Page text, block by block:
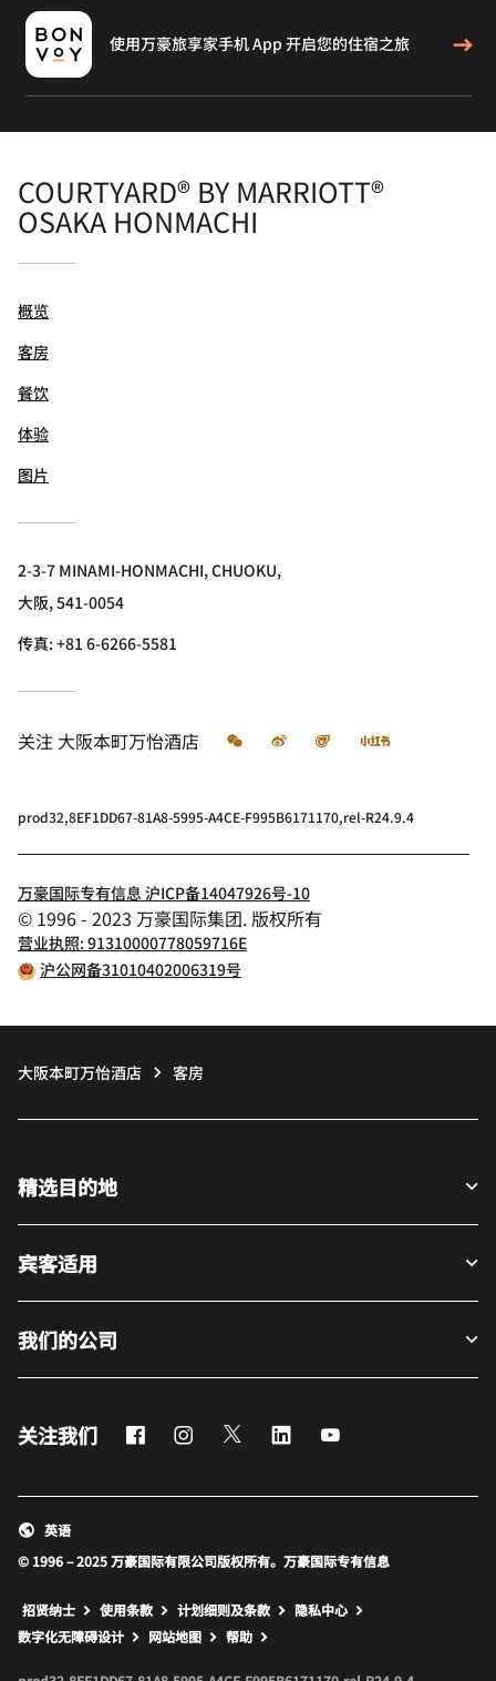
使用万豪旅享家手机 App 开启您的住宿之旅
COURTYARD® BY MARRIOTT®
OSAKA HONMACHI
概览
客房
餐饮
体验
图片
2-3-7 MINAMI-HONMACHI, CHUOKU,
大阪, 541-0054
传真:+81 6-6266-5581
关注 大阪本町万怡酒店 微信 微博 飞猪 小红书
prod32,8EF1DD67-81A8-5995-A4CE-F995B6171170,rel-R24.9.4
万豪国际专有信息 沪ICP备14047926号-10
© 1996 - 2023 万豪国际集团. 版权所有
营业执照: 91310000778059716E
沪公网备31010402006319号
大阪本町万怡酒店 客房
精选目的地
宾客适用
我们的公司
关注我们 FacebookInstagram
Twitter LinkedIn
© 1996 – 2025 万豪国际有限公司版权所有。万豪国际专有信息
英语
招贤纳士 使用条款 计划细则及条款
隐私中心
数字化无障碍设计
网站地图 打开新窗口
帮助